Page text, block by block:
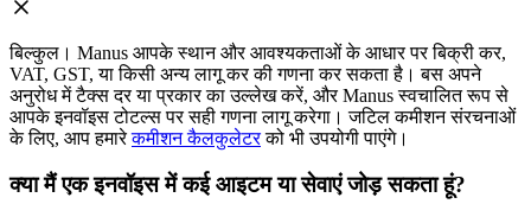
बिल्कुल। Manus आपके स्थान और आवश्यकताओं के आधार पर बिक्री कर,
VAT, GST, या किसी अन्य लागू कर की गणना कर सकता है। बस अपने
अनुरोध में टैक्स दर या प्रकार का उल्लेख करें, और Manus स्वचालित रूप से
आपके इनवॉइस टोटल्स पर सही गणना लागू करेगा। जटिल कमीशन संरचनाओं
के लिए, आप हमारेकमीशन कैलकुलेटरको भी उपयोगी पाएंगे।
क्या मैं एक इनवॉइस में कई आइटम या सेवाएं जोड़ सकता हूं?